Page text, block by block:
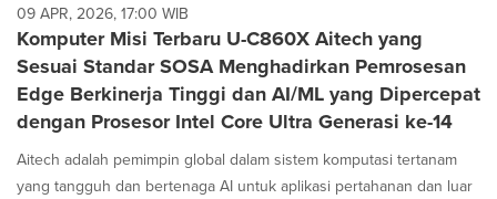
09 APR, 2026, 17:00 WIB
Komputer Misi Terbaru U-C860X Aitech yang
Sesuai Standar SOSA Menghadirkan Pemrosesan
Edge Berkinerja Tinggi dan AI/ML yang Dipercepat
dengan Prosesor Intel Core Ultra Generasi ke-14
Aitech adalah pemimpin global dalam sistem komputasi tertanam
yang tangguh dan bertenaga AI untuk aplikasi pertahanan dan luar